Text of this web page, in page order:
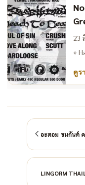
23
⌖
ดูร
อะตอม ชนกันต์ ค
LINGORM